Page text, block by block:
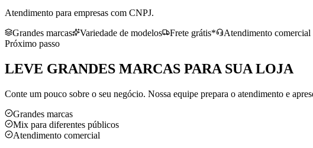
Atendimento para empresas com CNPJ.
Grandes marcas
Variedade de modelos Frete grátis*
Atendimento comercial
Próximo passo
LEVE GRANDES MARCAS PARA SUA LOJA
Conte um pouco sobre o seu negócio. Nossa equipe prepara o atendimento e
Grandes marcas
Mix para diferentes públicos
Atendimento comercial